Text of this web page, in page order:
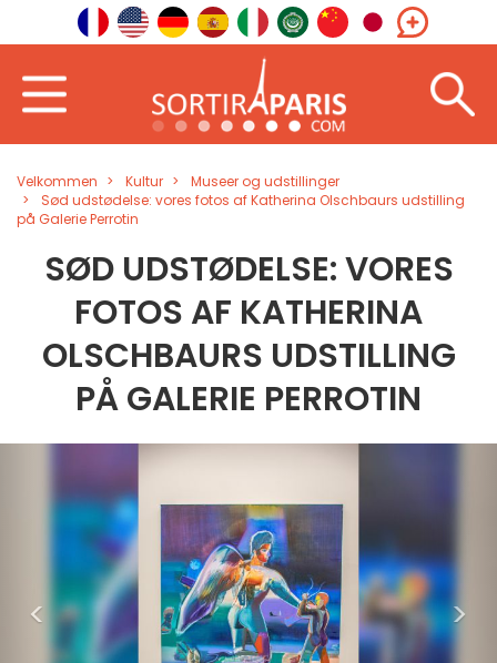
Velkommen Kultur
Museer og udstillinger
Sød udstødelse: vores fotos af Katherina Olschbaurs udstilling
på Galerie Perrotin
SØD UDSTØDELSE: VORES
FOTOS AF KATHERINA
OLSCHBAURS UDSTILLING
PÅ GALERIE PERROTIN
< >